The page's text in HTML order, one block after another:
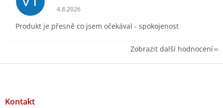
Hodnocení obchodu je 5 z 5 hvězdiček.
4.8.2026
Produkt je přesně co jsem očekával - spokojenost
Zobrazit další hodnocení
Z
Kontakt